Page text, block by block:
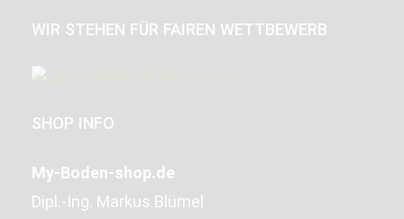
WIR STEHEN FÜR FAIREN WETTBEWERB
SHOP INFO
My-Boden-shop.de
Dipl.-Ing. Markus Blümel